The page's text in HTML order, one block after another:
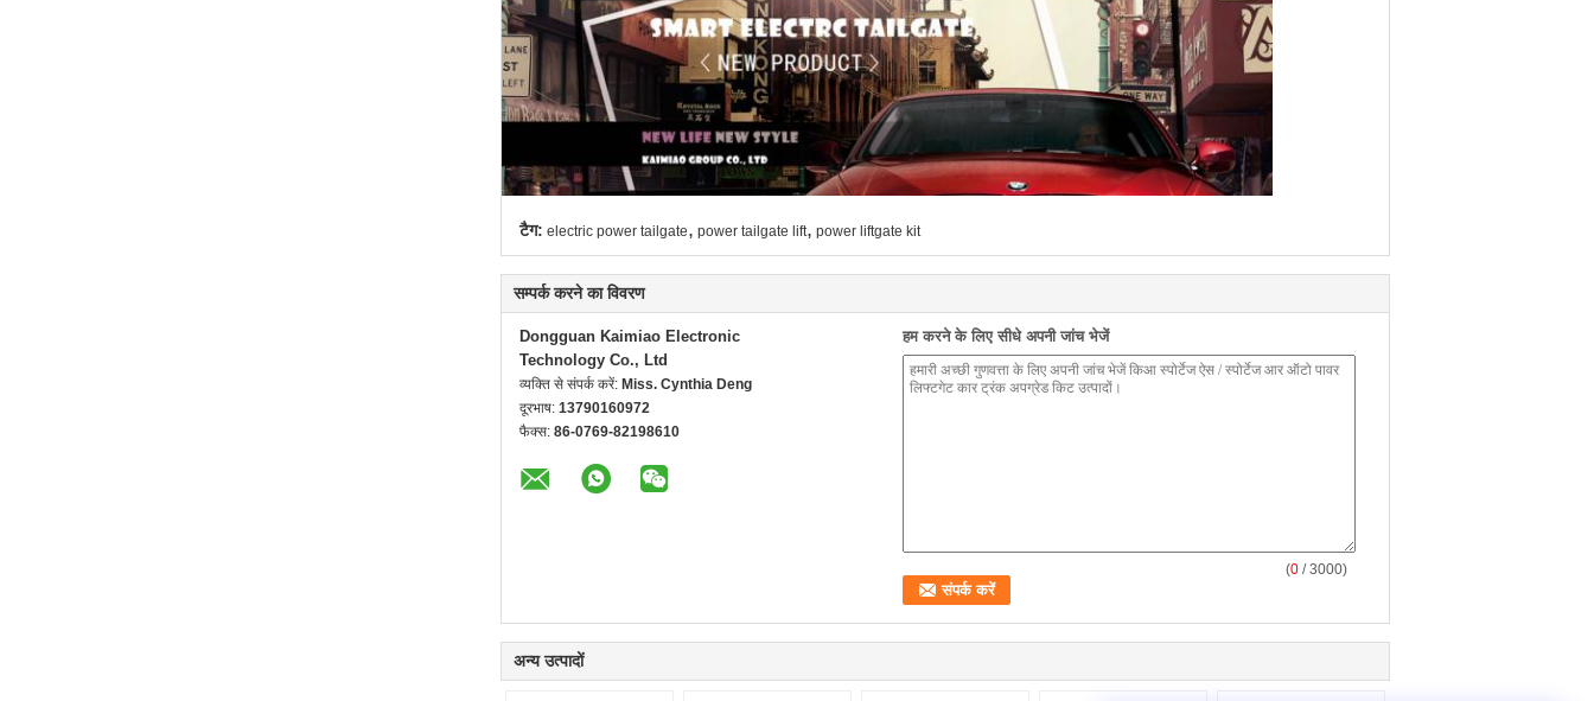
टैग: electric power tailgate, power tailgate lift, power liftgate kit
सम्पर्क करने का विवरण
Dongguan Kaimiao Electronic
Technology Co., Ltd
व्यक्ति से संपर्क करें: Miss. Cynthia Deng
दूरभाष: 13790160972
फैक्स: 86-0769-82198610
हम करने के लिए सीधे अपनी जांच भेजें
(0 / 3000)
अन्य उत्पादों